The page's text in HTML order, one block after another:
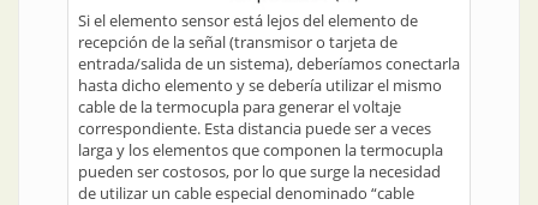
Si el elemento sensor está lejos del elemento de
recepción de la señal (transmisor o tarjeta de
entrada/salida de un sistema), deberíamos conectarla
hasta dicho elemento y se debería utilizar el mismo
cable de la termocupla para generar el voltaje
correspondiente. Esta distancia puede ser a veces
larga y los elementos que componen la termocupla
pueden ser costosos, por lo que surge la necesidad
de utilizar un cable especial denominado “cable